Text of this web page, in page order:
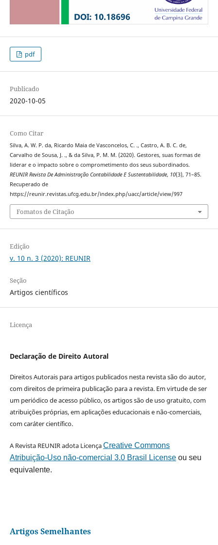
pdf
Publicado
2020-10-05
Como Citar
Silva, A. W. P. da, Ricardo Maia de Vasconcelos, C. ., Castro, A. B. C. de,
Carvalho de Sousa, J. ., & da Silva, P. M. M. (2020). Gestores, suas formas de
liderar e o impacto sobre o comprometimento dos seus subordinados.
REUNIR Revista De Administração Contabilidade E Sustentabilidade, 10(3), 71–85.
Recuperado de
https://reunir.revistas.ufcg.edu.br/index.php/uacc/article/view/997
Fomatos de Citação
Edição
v. 10 n. 3 (2020): REUNIR
Seção
Artigos científicos
Licença
Declaração de Direito Autoral
Direitos Autorais para artigos publicados nesta revista são do autor,
com direitos de primeira publicação para a revista. Em virtude de ser
um periódico de acesso público, os artigos são de uso gratuito, com
atribuições próprias, em aplicações educacionais e não-comerciais,
com caráter científico.
A Revista REUNIR adota LicençaCreative Commons
Atribuição-Uso não-comercial 3.0 Brasil Licenseou seu
equivalente.
Artigos Semelhantes